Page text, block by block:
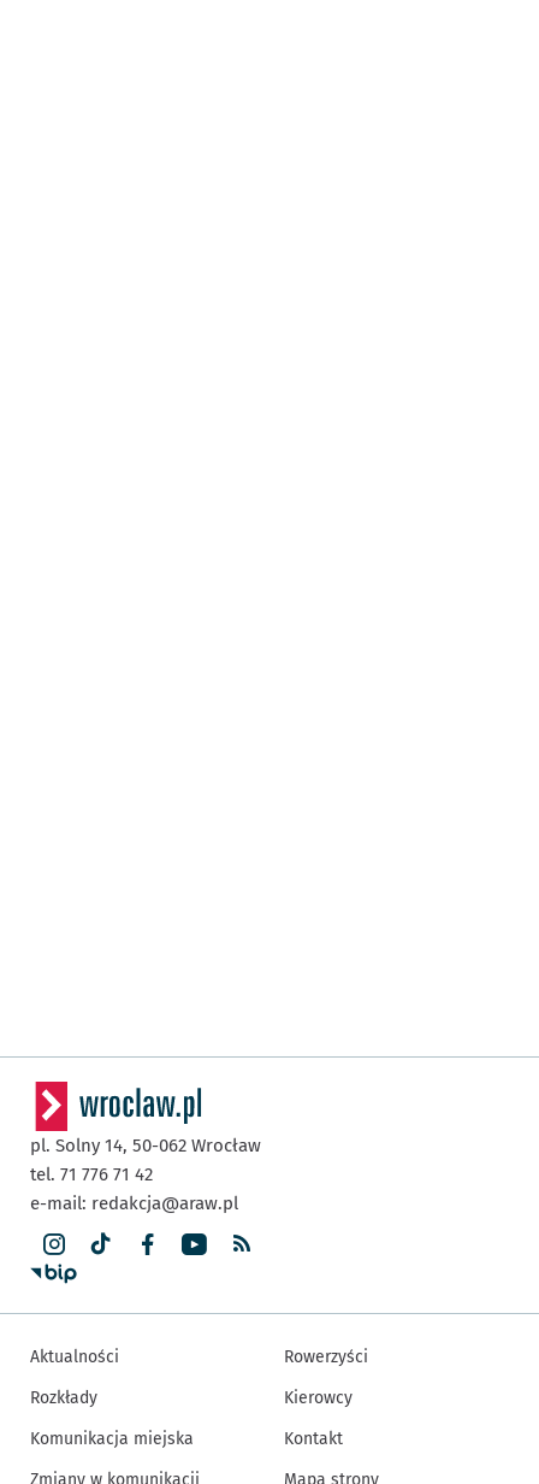
pl. Solny 14, 50-062 Wrocław
tel. 71 776 71 42
e-mail: redakcja@araw.pl
Aktualności
Rozkłady
Komunikacja miejska
Zmiany w komunikacji
Rowerzyści
Kierowcy
Kontakt
Mapa strony